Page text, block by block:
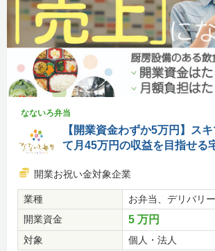
なないろ弁当
【開業資金わずか5万円】ス
て月45万円の収益を目指せる
開業お祝い金対象企業
業種
お弁当、デリバリ
開業資金
5 万円
対象 個人・法人